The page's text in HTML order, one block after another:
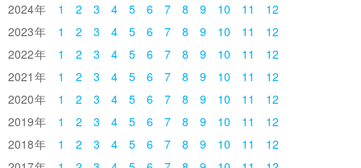
2024
1 2 3 4 5 6 7 8 9 10 11
12
2023
1 2 3 4 5 6 7 8 9 10 11
12
2022
1 2 3 4 5 6 7 8 9 10 11
12
2021
1 2 3 4 5 6 7 8 9 10 11
12
2020
1 2 3 4 5 6 7 8 9 10 11
12
2019
1 2 3 4 5 6 7 8 9 10 11
12
2018
1 2 3 4 5 6 7 8 9 10 11
12